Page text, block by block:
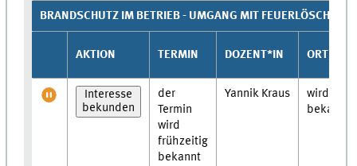
BRANDSCHUTZ IM BETRIEB - UMGANG MIT FEUERLÖSCHER &
AKTION TERMIN DOZENT*IN ORT/
Interesse
bekunden
der
Termin
wird
frühzeitig
bekannt
Yannik Kraus
wird noch